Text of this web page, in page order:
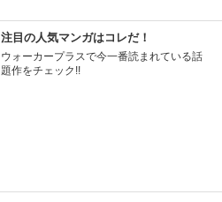
注目の人気マンガはコレだ！
ウォーカープラスで今一番読まれている話
題作をチェック!!